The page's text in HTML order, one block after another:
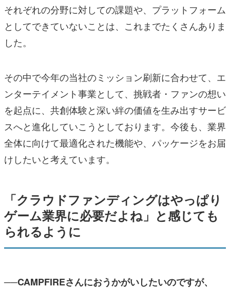
それぞれの分野に対しての課題や、プラットフォーム
としてできていないことは、これまでたくさんありま
した。
その中で今年の当社のミッション刷新に合わせて、エ
ンターテイメント事業として、挑戦者・ファンの想い
を起点に、共創体験と深い絆の価値を生み出すサービ
スへと進化していこうとしております。今後も、業界
全体に向けて最適化された機能や、パッケージをお届
けしたいと考えています。
「クラウドファンディングはやっぱり
ゲーム業界に必要だよね」と感じても
られるように
──CAMPFIREさんにおうかがいしたいのですが、